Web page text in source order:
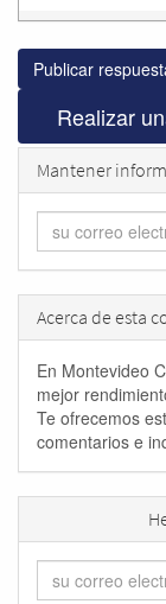
Publicar
Realizar
Mantener
Acerca de esta
En Montevideo
mejor
Te ofrecemos
comentarios e